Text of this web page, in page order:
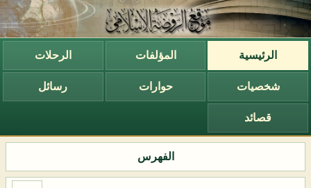
الرئيسية المؤلفات الرحلات
شخصيات حوارات رسائل
قصائد
الفهرس